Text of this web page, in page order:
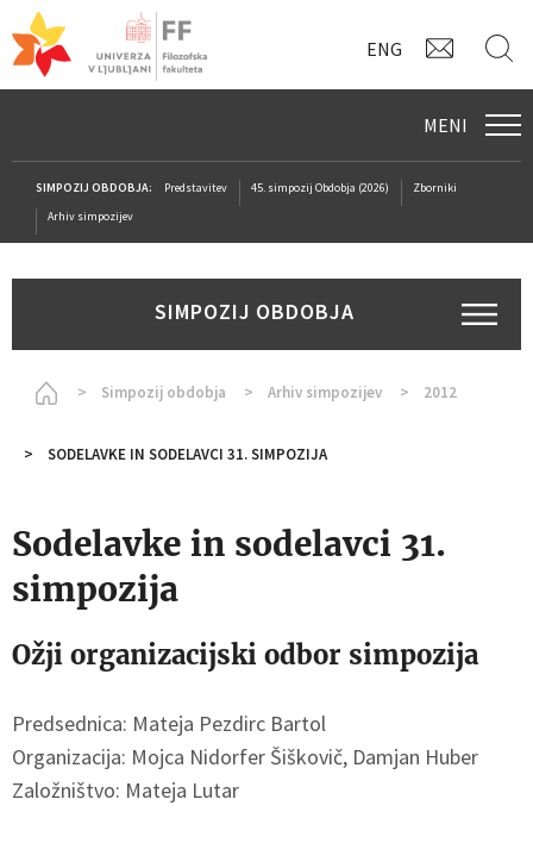
ENG
MENI
SIMPOZIJ OBDOBJA: Predstavitev 45. simpozij Obdobja (2026)
Zborniki
Arhiv simpozijev
SIMPOZIJ OBDOBJA
HomepageSimpozij obdobja Arhiv simpozijev 2012
SODELAVKE IN SODELAVCI 31. SIMPOZIJA
Sodelavke in sodelavci 31.
simpozija
Ožji organizacijski odbor simpozija
Predsednica: Mateja Pezdirc Bartol
Organizacija: Mojca Nidorfer Šiškovič, Damjan Huber
Založništvo: Mateja Lutar